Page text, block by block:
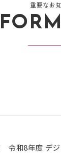
重要なお
和8年度 デ